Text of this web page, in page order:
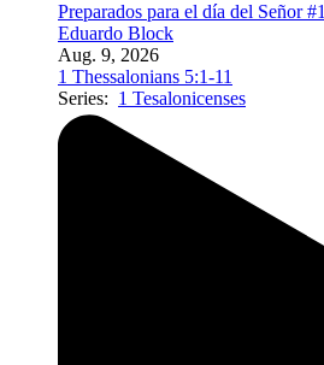
Preparados para el día del Señor #1
Eduardo Block
Aug. 9, 2026
1 Thessalonians 5:1-11
Series: 1 Tesalonicenses